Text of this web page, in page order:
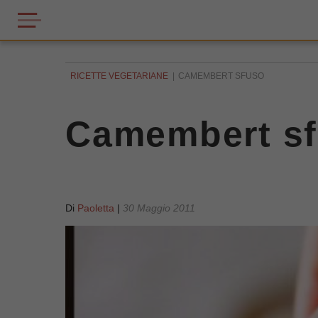
RICETTE VEGETARIANE CAMEMBERT SFUSO
Camembert
Di Paoletta | 30 Maggio 2011